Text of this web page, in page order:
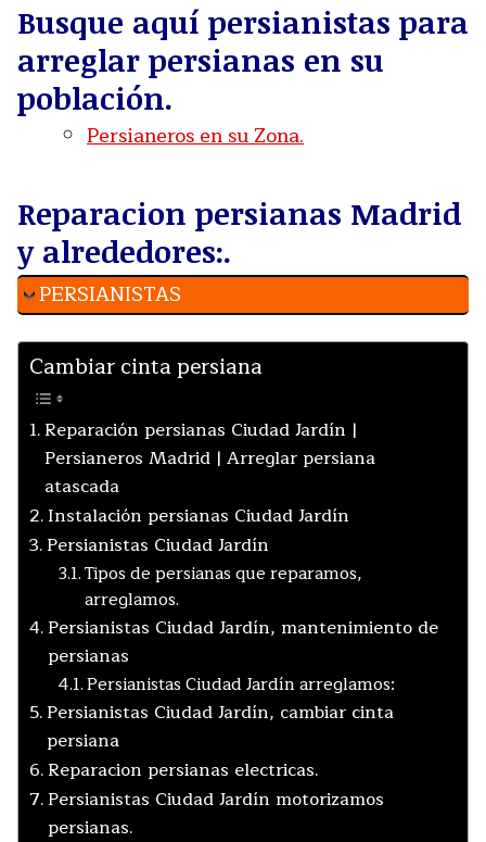
Busque aquí persianistas para
arreglar persianas en su
población.
Persianeros en su Zona.
Reparacion persianas Madrid
y alrededores:.
PERSIANISTAS
Cambiar cinta persiana
Reparación persianas Ciudad Jardín |
Persianeros Madrid | Arreglar persiana
atascada
Instalación persianas Ciudad Jardín
Persianistas Ciudad Jardín
Tipos de persianas que reparamos,
arreglamos.
Persianistas Ciudad Jardín, mantenimiento de
persianas
Persianistas Ciudad Jardín arreglamos:
Persianistas Ciudad Jardín, cambiar cinta
persiana
Reparacion persianas electricas.
Persianistas Ciudad Jardín motorizamos
persianas.